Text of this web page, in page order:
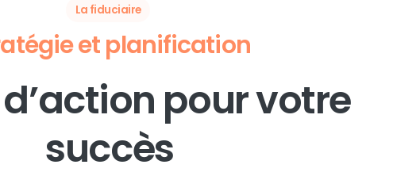
La fiduciaire
et planification
pour votre
succès